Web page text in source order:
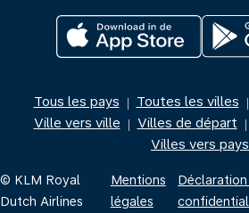
Tous les pays | Toutes les villes |
Ville vers ville | Villes de départ |
Villes vers pays
© KLM Royal
Dutch Airlines
Mentions
légales
Déclaration